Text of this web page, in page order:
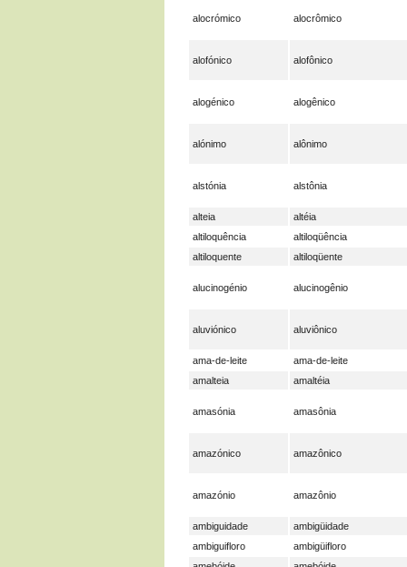
alocrómico alocrômico
alofónico alofônico
alogénico alogênico
alónimo alônimo
alstónia alstônia
alteia
altéia
altiloquência
altiloqüência
altiloquente
altiloqüente
alucinogénio alucinogênio
aluviónico aluviônico
ama-de-leite
ama-de-leite
amalteia
amaltéia
amasónia amasônia
amazónico amazônico
amazónio amazônio
ambiguidade
ambigüidade
ambiguifloro
ambigüifloro